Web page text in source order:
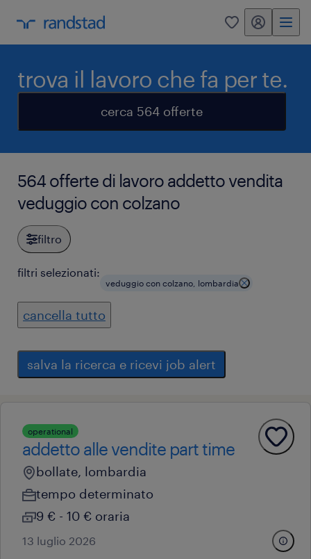
0 my randstad
trova il lavoro che fa per te.
cerca 564 offerte
564 offerte di lavoro addetto vendita
veduggio con colzano
filtro
filtri selezionati:
veduggio con colzano, lombardia
cancella tutto
salva la ricerca e ricevi job alert
operational
addetto alle vendite part time
bollate, lombardia
tempo determinato
9 € - 10 € oraria
13 luglio 2026